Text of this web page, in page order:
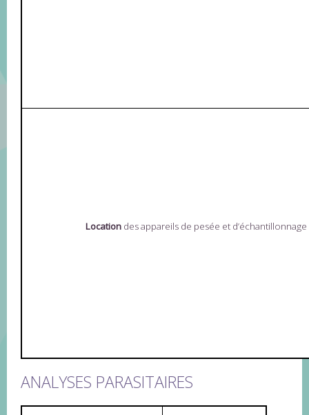
Location des appareils de pesée et d’échantillonnage
ANALYSES PARASITAIRES